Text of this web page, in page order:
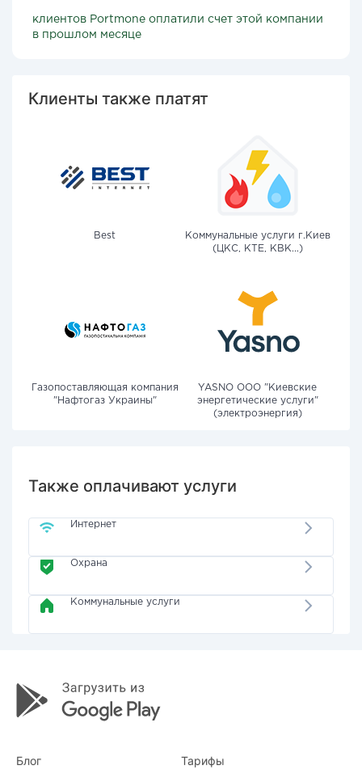
клиентов Portmone оплатили счет этой компании
в прошлом месяце
Клиенты также платят
Best
Коммунальные услуги г.Киев
(ЦКС, КТЕ, КВК...)
Газопоставляющая компания
"Нафтогаз Украины"
YASNO OOO "Киевские
энергетические услуги"
(электроэнергия)
Также оплачивают услуги
Интернет
Охрана
Коммунальные услуги
Блог Тарифы